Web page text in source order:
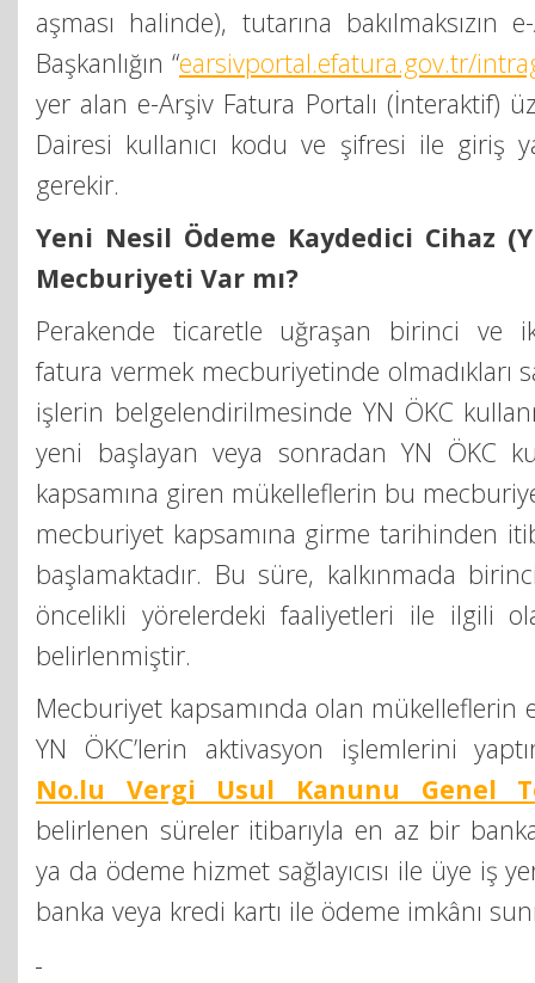
aşması halinde), tutarına bakılmaksızın
Başkanlığın “earsivportal.efatura.gov.tr/
yer alan e-Arşiv Fatura Portalı (İnteraktif)
Dairesi kullanıcı kodu ve şifresi ile giriş
gerekir.
Yeni Nesil Ödeme Kaydedici Cihaz
Mecburiyeti Var mı?
Perakende ticaretle uğraşan birinci ve
fatura vermek mecburiyetinde olmadıkları
işlerin belgelendirilmesinde YN ÖKC
yeni başlayan veya sonradan YN ÖKC
kapsamına giren mükelleflerin bu
mecburiyet kapsamına girme tarihinden
başlamaktadır. Bu süre, kalkınmada
öncelikli yörelerdeki faaliyetleri ile ilgili
belirlenmiştir.
Mecburiyet kapsamında olan mükelleflerin
YN ÖKC’lerin aktivasyon işlemlerini
No.lu Vergi Usul Kanunu Genel
belirlenen süreler itibarıyla en az bir
ya da ödeme hizmet sağlayıcısı ile üye iş
banka veya kredi kartı ile ödeme imkânı